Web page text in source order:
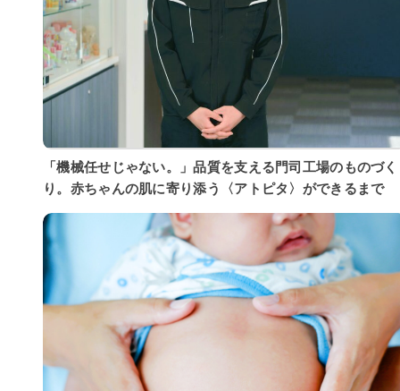
「機械任せじゃない。」品質を支える門司工場のものづく
り。赤ちゃんの肌に寄り添う〈アトピタ〉ができるまで